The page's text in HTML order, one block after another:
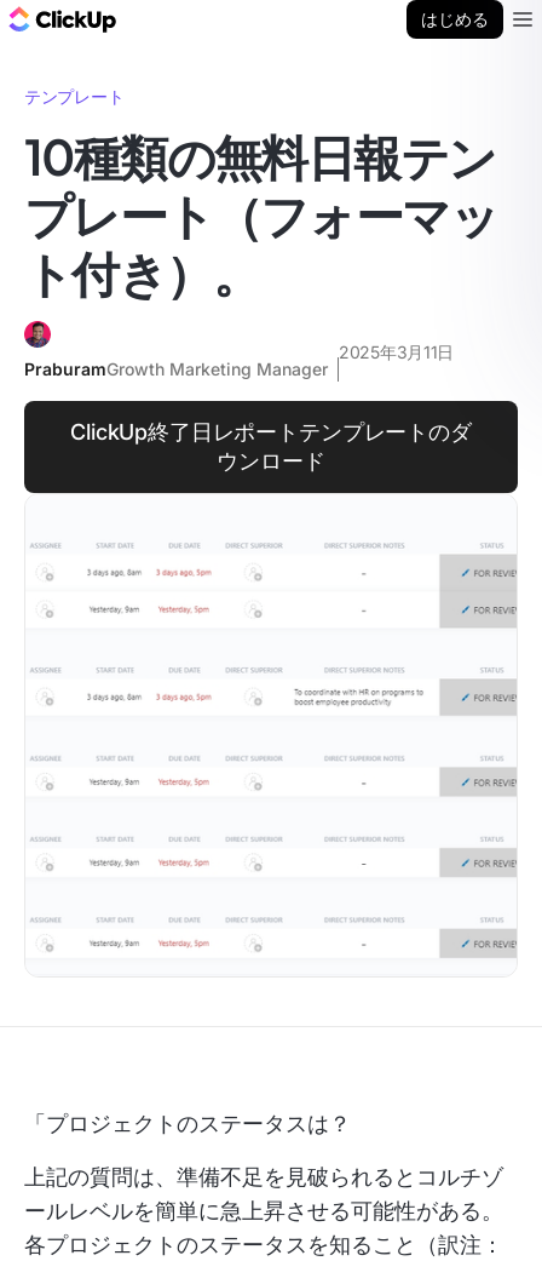
はじめる
テンプレート
10種類の無料日報テン
プレート（フォーマッ
ト付き）。
PraburamGrowth Marketing Manager
2025年3月11日
ClickUp終了日レポートテンプレートのダ
ウンロード
「プロジェクトのステータスは？
上記の質問は、準備不足を見破られるとコルチゾ
ールレベルを簡単に急上昇させる可能性がある。
各プロジェクトのステータスを知ること（訳注：